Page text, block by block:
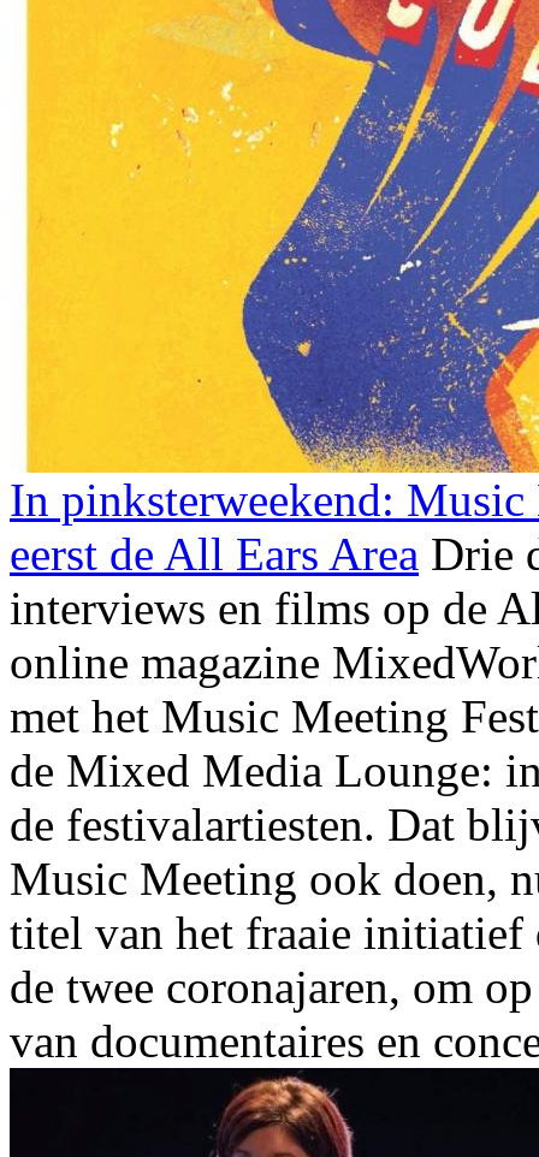
In pinksterweekend:
eerst de All Ears Area Drie
interviews en films op de
online magazine
met het Music Meeting
de Mixed Media Lounge:
de festivalartiesten. Dat
Music Meeting ook doen,
titel van het fraaie
de twee coronajaren, om
van documentaires en